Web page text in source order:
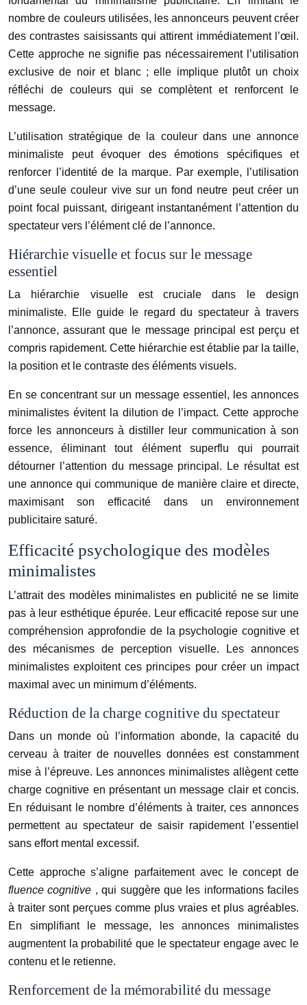
nombre de couleurs utilisées, les annonceurs peuvent créer
des contrastes saisissants qui attirent immédiatement l’œil.
Cette approche ne signifie pas nécessairement l’utilisation
exclusive de noir et blanc ; elle implique plutôt un choix
réfléchi de couleurs qui se complètent et renforcent le
message.
L’utilisation stratégique de la couleur dans une annonce
minimaliste peut évoquer des émotions spécifiques et
renforcer l’identité de la marque. Par exemple, l’utilisation
d’une seule couleur vive sur un fond neutre peut créer un
point focal puissant, dirigeant instantanément l’attention du
spectateur vers l’élément clé de l’annonce.
Hiérarchie visuelle et focus sur le message
essentiel
La hiérarchie visuelle est cruciale dans le design
minimaliste. Elle guide le regard du spectateur à travers
l’annonce, assurant que le message principal est perçu et
compris rapidement. Cette hiérarchie est établie par la taille,
la position et le contraste des éléments visuels.
En se concentrant sur un message essentiel, les annonces
minimalistes évitent la dilution de l’impact. Cette approche
force les annonceurs à distiller leur communication à son
essence, éliminant tout élément superflu qui pourrait
détourner l’attention du message principal. Le résultat est
une annonce qui communique de manière claire et directe,
maximisant son efficacité dans un environnement
publicitaire saturé.
Efficacité psychologique des modèles
minimalistes
L’attrait des modèles minimalistes en publicité ne se limite
pas à leur esthétique épurée. Leur efficacité repose sur une
compréhension approfondie de la psychologie cognitive et
des mécanismes de perception visuelle. Les annonces
minimalistes exploitent ces principes pour créer un impact
maximal avec un minimum d’éléments.
Réduction de la charge cognitive du spectateur
Dans un monde où l’information abonde, la capacité du
cerveau à traiter de nouvelles données est constamment
mise à l’épreuve. Les annonces minimalistes allègent cette
charge cognitive en présentant un message clair et concis.
En réduisant le nombre d’éléments à traiter, ces annonces
permettent au spectateur de saisir rapidement l’essentiel
sans effort mental excessif.
Cette approche s’aligne parfaitement avec le concept de
fluence cognitive , qui suggère que les informations faciles
à traiter sont perçues comme plus vraies et plus agréables.
En simplifiant le message, les annonces minimalistes
augmentent la probabilité que le spectateur engage avec le
contenu et le retienne.
Renforcement de la mémorabilité du message